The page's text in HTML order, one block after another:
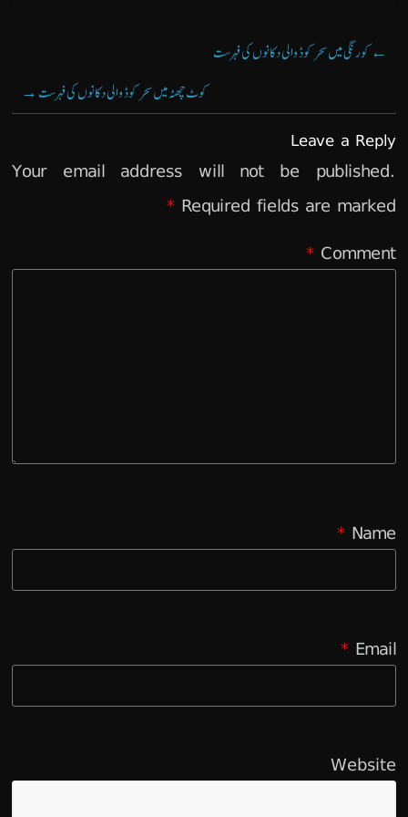
←کورنگی میں سحر کوڈ والی دکانوں کی فہرست
کوٹ چھٹہ میں سحر کوڈ والی دکانوں کی فہرست →
Leave a Reply
Your email address will not be published.
Required fields are marked
*
Comment
*
Name
*
Email
*
Website